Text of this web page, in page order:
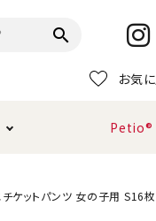
search
お気
トイレタリー
猫砂
ペティオ公式
お支払い方法
Petio®
ケットパンツ 女の子用 S16枚